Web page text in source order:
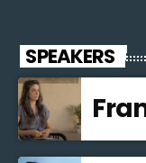
SPEAKERS